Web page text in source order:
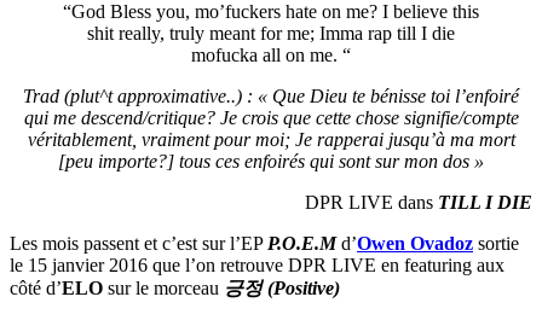
“God Bless you, mo’fuckers hate on me? I believe this
shit really, truly meant for me; Imma rap till I die
mofucka all on me. “
Trad (plut^t approximative..) : « Que Dieu te bénisse toi l’enfoiré
qui me descend/critique? Je crois que cette chose signifie/compte
véritablement, vraiment pour moi; Je rapperai jusqu’à ma mort
[peu importe?] tous ces enfoirés qui sont sur mon dos »
DPR LIVE dans TILL I DIE
Les mois passent et c’est sur l’EPP.O.E.Md’Owen Ovadoz sortie
le 15 janvier 2016 que l’on retrouve DPR LIVE en featuring aux
côté d’ELO sur le morceau 긍정 (Positive)